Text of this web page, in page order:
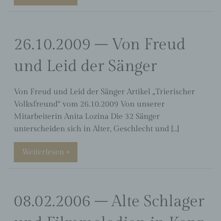
26.10.2009 – Von Freud
und Leid der Sänger
Von Freud und Leid der Sänger Artikel „Trierischer
Volksfreund“ vom 26.10.2009 Von unserer
Mitarbeiterin Anita Lozina Die 32 Sänger
unterscheiden sich in Alter, Geschlecht und […]
Weiterlesen »
08.02.2006 – Alte Schlager
e) Profiling
Profiling ist jede Art der automatisierten
Verarbeitung personenbezogener Daten, die darin
besteht, dass diese personenbezogenen Daten
verwendet werden, um bestimmte persönliche
Aspekte, die sich auf eine natürliche Person
beziehen, zu bewerten, insbesondere, um Aspekte
bezüglich Arbeitsleistung, wirtschaftlicher Lage,
Gesundheit, persönlicher Vorlieben, Interessen,
f) Pseudonymisierung